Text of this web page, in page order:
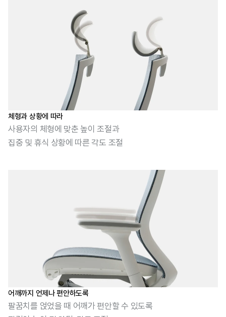
체형과 상황에 따라
사용자의 체형에 맞춘 높이 조절과
집중 및 휴식 상황에 따른 각도 조절
어깨까지 언제나 편안하도록
팔꿈치를 얹었을 때 어깨가 편안할 수 있도록